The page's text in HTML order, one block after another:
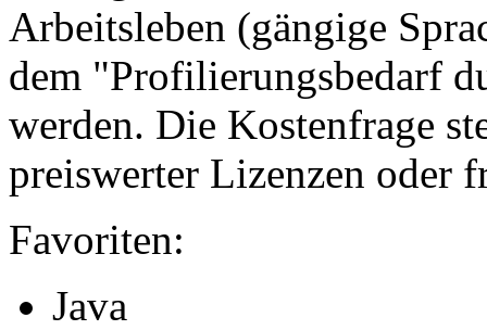
Arbeitsleben (gängige
dem "Profilierungsbedarf
werden. Die Kostenfrage
preiswerter Lizenzen oder
Favoriten:
Java